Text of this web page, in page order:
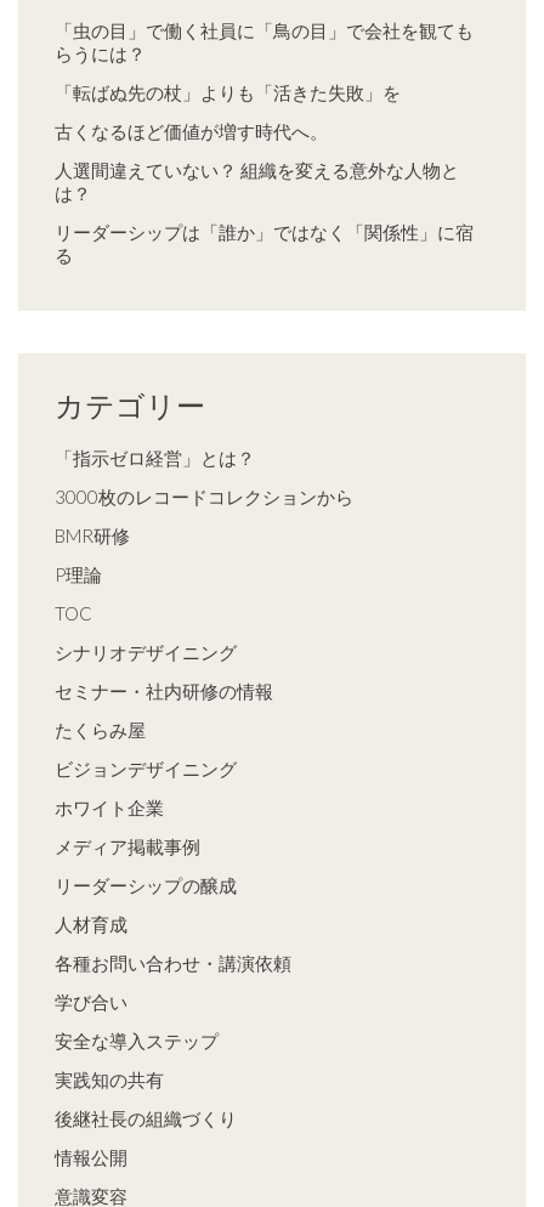
「虫の目」で働く社員に「鳥の目」で会社を観ても
らうには？
「転ばぬ先の杖」よりも「活きた失敗」を
古くなるほど価値が増す時代へ。
人選間違えていない？ 組織を変える意外な人物と
は？
リーダーシップは「誰か」ではなく「関係性」に宿
る
カテゴリー
「指示ゼロ経営」とは？
3000枚のレコードコレクションから
BMR研修
P理論
TOC
シナリオデザイニング
セミナー・社内研修の情報
たくらみ屋
ビジョンデザイニング
ホワイト企業
メディア掲載事例
リーダーシップの醸成
人材育成
各種お問い合わせ・講演依頼
学び合い
安全な導入ステップ
実践知の共有
後継社長の組織づくり
情報公開
意識変容